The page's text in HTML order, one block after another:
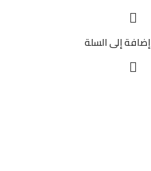
إضافة إلى السلة